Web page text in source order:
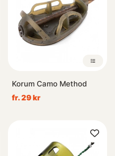
Korum Camo Method
fr. 29 kr